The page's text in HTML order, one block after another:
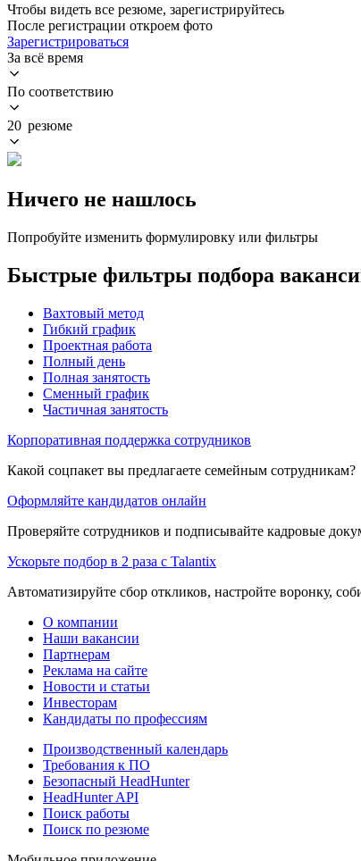
Чтобы видеть все резюме, зарегистрируйтесь
После регистрации откроем фото
Зарегистрироваться
За всё время
По соответствию
20 резюме
Ничего не нашлось
Попробуйте изменить формулировку или фильтры
Быстрые фильтры подбора
Вахтовый метод
Гибкий график
Проектная работа
Полный день
Полная занятость
Сменный график
Частичная занятость
Корпоративная поддержка сотрудников
Какой соцпакет вы предлагаете семейным сотрудникам?
Оформляйте кандидатов онлайн
Проверяйте сотрудников и подписывайте кадровые
Ускорьте подбор в 2 раза с Talantix
Автоматизируйте сбор откликов, настройте воронку,
О компании
Наши вакансии
Партнерам
Реклама на сайте
Новости и статьи
Инвесторам
Кандидаты по профессиям
Производственный календарь
Требования к ПО
Безопасный HeadHunter
HeadHunter API
Поиск работы
Поиск по резюме